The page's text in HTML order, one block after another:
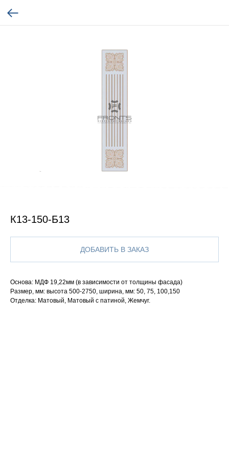
К13-150-Б13
ДОБАВИТЬ В ЗАКАЗ
Основа: МДФ 19,22мм (в зависимости от толщины фасада)
Размер, мм: высота 500-2750, ширина, мм: 50, 75, 100,150
Отделка: Матовый, Матовый с патиной, Жемчуг.